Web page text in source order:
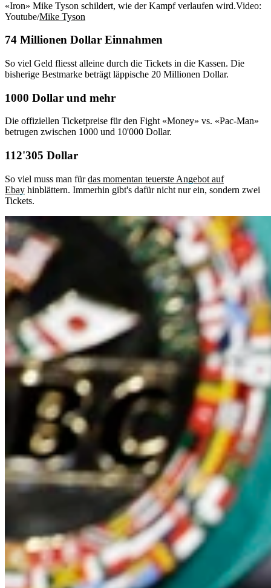
«Iron» Mike Tyson schildert, wie der Kampf verlaufen wird.Video:
Youtube/Mike Tyson
74 Millionen Dollar Einnahmen
So viel Geld fliesst alleine durch die Tickets in die Kassen. Die
bisherige Bestmarke beträgt läppische 20 Millionen Dollar.
1000 Dollar und mehr
Die offiziellen Ticketpreise für den Fight «Money» vs. «Pac-Man»
betrugen zwischen 1000 und 10'000 Dollar.
112'305 Dollar
So viel muss man fürdas momentan teuerste Angebot auf
Ebay hinblättern. Immerhin gibt's dafür nicht nur ein, sondern zwei
Tickets.